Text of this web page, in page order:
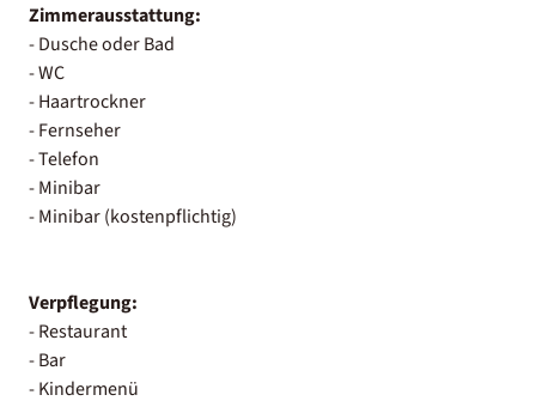
Zimmerausstattung:
- Dusche oder Bad
- WC
- Haartrockner
- Fernseher
- Telefon
- Minibar
- Minibar (kostenpflichtig)
Verpflegung:
- Restaurant
- Bar
- Kindermenü